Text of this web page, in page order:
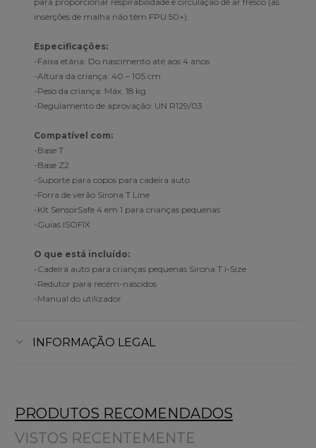
inserções de malha não têm FPU 50+).
Especificações:
-Faixa etária: Do nascimento até aos 4 anos
-Altura da criança: 40 – 105 cm
-Peso da criança: Máx. 18 kg
-Regulamento de aprovação: UN R129/03
Compatível com:
-Base T
-Base Z2
-Suporte para copos para cadeira auto
-Forra de verão Sirona T Line
-Kit SensorSafe 4 em 1 para crianças pequenas
-Guias ISOFIX
O que está incluído:
-Cadeira auto para crianças pequenas Sirona T i-Size
-Redutor para recém-nascidos
-Manual do utilizador
INFORMAÇÃO LEGAL
PRODUTOS RECOMENDADOS
VISTOS RECENTEMENTE